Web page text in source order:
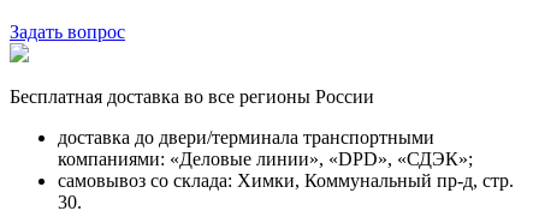
Задать вопрос
Бесплатная доставка во все регионы России
доставка до двери/терминала транспортными
компаниями: «Деловые линии», «DPD», «СДЭК»;
самовывоз со склада: Химки, Коммунальный пр-д, стр.
30.